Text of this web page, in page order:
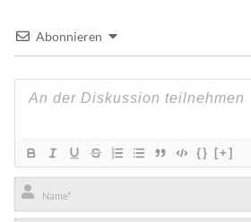
Abonnieren
{} [+]